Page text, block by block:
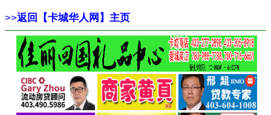
>>返回【卡城华人网】主页